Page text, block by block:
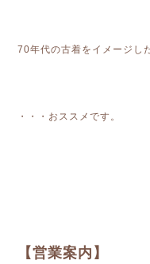
70年代の古着をイメージし
・・・おススメです。
【営業案内】